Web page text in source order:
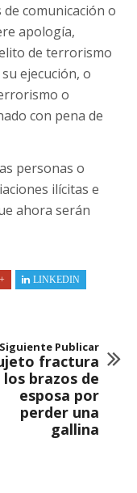
comunicación o
apología,
de terrorismo
ejecución, o
o
con pena de
personas o
ilícitas e
ahora serán
LINKEDIN
Siguiente Publicar
fractura
los brazos de
esposa por
perder una
gallina